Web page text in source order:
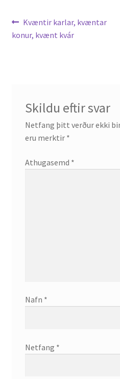
English
Publications
Research
Teaching
Leiðarkerfi
færslu
Previous
post:
Kvæntir karlar, kvæntar
konur, kvænt kvár
Skildu eftir svar
Netfang þitt verður ekki
eru merktir *
Athugasemd *
Nafn *
Netfang *